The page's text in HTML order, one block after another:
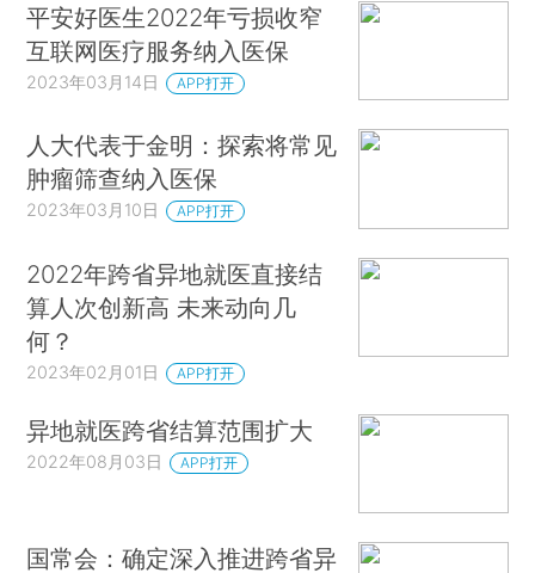
平安好医生2022年亏损收窄
互联网医疗服务纳入医保
2023年03月14日 APP打开
人大代表于金明：探索将常见
肿瘤筛查纳入医保
2023年03月10日 APP打开
2022年跨省异地就医直接结
算人次创新高 未来动向几
何？
2023年02月01日 APP打开
异地就医跨省结算范围扩大
2022年08月03日 APP打开
国常会：确定深入推进跨省异